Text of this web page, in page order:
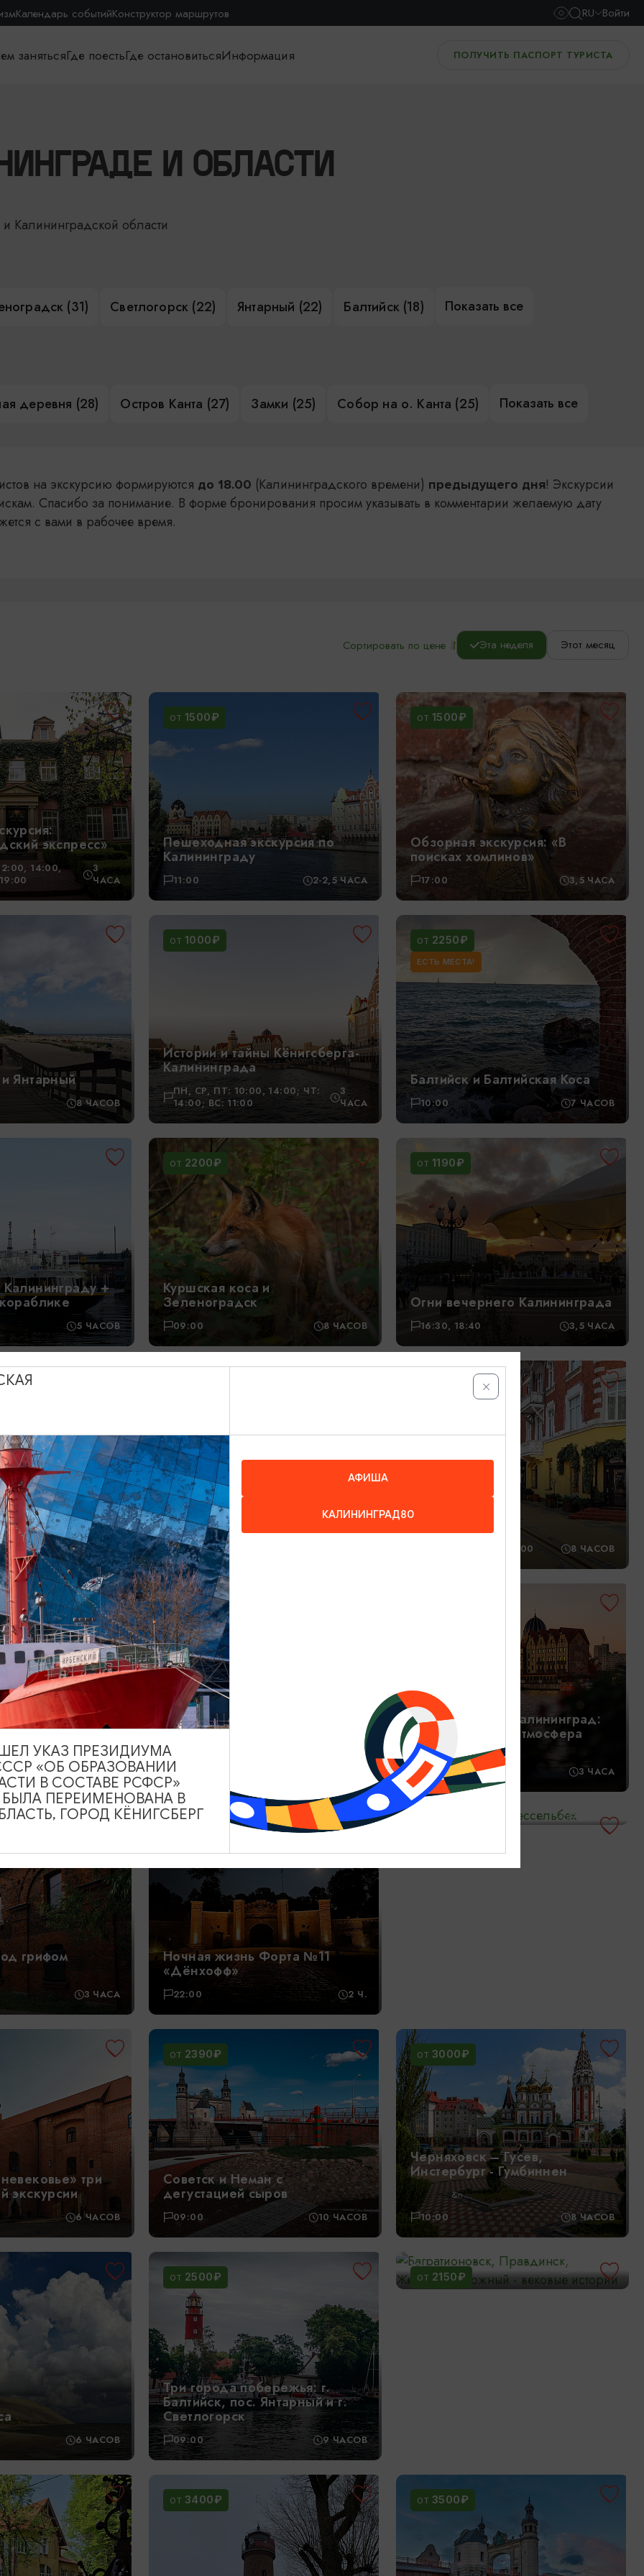
Календарь событийКонструктор маршрутов RU Войти
занятьсяГде поестьГде остановитьсяИнформация ПОЛУЧИТЬ ПАСПОРТ ТУРИСТА
И ОБЛАСТИ
Калининградской области
(31) Светлогорск (22) Янтарный (22) Балтийск (18) Показать все
деревня (28) Остров Канта (27) Замки (25) Собор на о. Канта (25) Показать все
на экскурсию формируются до 18.00 (Калининградского времени) предыдущего дня! Экскурсии
Спасибо за понимание. В форме бронирования просим указывать в комментарии желаемую дату
с вами в рабочее время.
Сортировать по цене Эта неделя Этот месяц
экспресс»
14:00,
3
ЧАСА
ОТ 1500₽
Пешеходная экскурсия по
Калининграду
11:00 2-2,5 ЧАСА
ОТ 1500₽
Обзорная экскурсия: «В
поисках хомлинов»
17:00 3,5 ЧАСА
Янтарный
8 ЧАСОВ
ОТ 1000₽
Истории и тайны Кёнигсберга-
Калининграда
ПН, СР, ПТ: 10:00, 14:00; ЧТ:
14:00; ВС: 11:00
3
ЧАСА
ОТ 2250₽
ЕСТЬ МЕСТА!
Балтийск и Балтийская Коса
10:00 7 ЧАСОВ
+
5 ЧАСОВ
ОТ 2200₽
Куршская коса и
Зеленоградск
09:00 8 ЧАСОВ
ОТ 1190₽
Огни вечернего Калининграда
16:30, 18:40 3,5 ЧАСА
Кёнигсберга
5 ЧАСОВ
Попробуй Кёнигсберг на вкус
12:00, 14:00, 16:00,18:00 08:00 8 ЧАСОВ
г.
и сыроварня
с дегустацией
8-9 ЧАСОВ
ОТ1200₽
Вечерний Калининград и
дегустация пива
17:30
Романтический Калининград:
огни, истории и атмосфера
вечера
18:00 3 ЧАСА
грифом
3 ЧАСА
Ночная жизнь Форта №11
«Дёнхофф»
22:00 2 Ч.
Замки Шаакен и Нессельбек
5 ЧАСОВ
три
экскурсии
6 ЧАСОВ
ОТ 2390₽
Советск и Неман с
дегустацией сыров
09:00 10 ЧАСОВ
ОТ 3000₽
Черняховск – Гусев,
Инстербург - Гумбиннен
&n...
10:00
8 ЧАСОВ
6 ЧАСОВ
ОТ 2500₽
Три города побережья: г.
Балтийск, пос. Янтарный и г.
Светлогорск
09:00 9 ЧАСОВ
ОТ 2150₽
Багратионовск, Правдинск,
Железнодорожный - вековые
12:00 6 ЧАСОВ
ОТ 3400₽ ОТ 3500₽
АФИША
КАЛИНИНГРАД80
УКАЗ ПРЕЗИДИУМА
«ОБ ОБРАЗОВАНИИ
В СОСТАВЕ РСФСР»
ПЕРЕИМЕНОВАНА В
ГОРОД КЁНИГСБЕРГ